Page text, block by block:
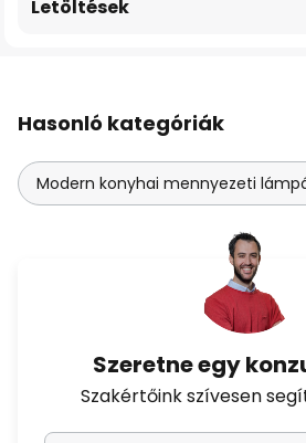
Letöltések
Hasonló kategóriák
Modern konyhai mennyezeti
Szeretne egy
Szakértőink szívesen